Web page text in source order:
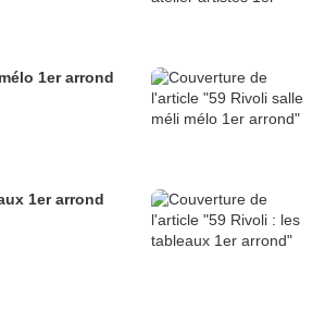
1er arrond
1er arrond